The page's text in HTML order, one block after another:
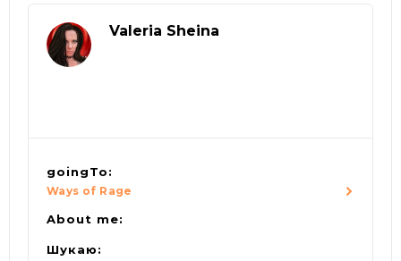
Valeria Sheina
goingTo:
Ways of Rage
About me:
Шукаю: